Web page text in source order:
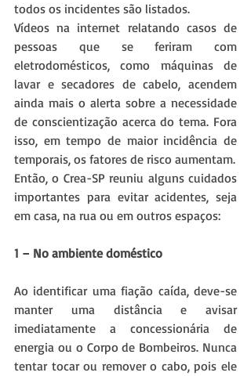
todos os incidentes são listados.
Vídeos na internet relatando casos de
pessoas que se feriram com
eletrodomésticos, como máquinas de
lavar e secadores de cabelo, acendem
ainda mais o alerta sobre a necessidade
de conscientização acerca do tema. Fora
isso, em tempo de maior incidência de
temporais, os fatores de risco aumentam.
Então, o Crea-SP reuniu alguns cuidados
importantes para evitar acidentes, seja
em casa, na rua ou em outros espaços:
1 – No ambiente doméstico
Ao identificar uma fiação caída, deve-se
manter uma distância e avisar
imediatamente a concessionária de
energia ou o Corpo de Bombeiros. Nunca
tentar tocar ou remover o cabo, pois ele